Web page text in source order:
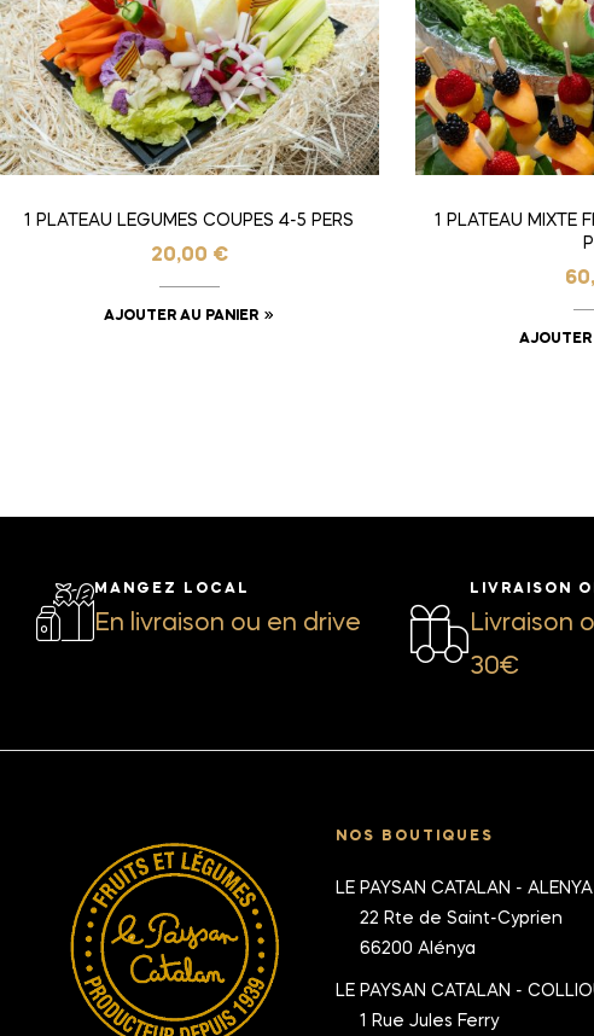
1 PLATEAU LEGUMES COUPES 4-5 PERS
20,00 €
AJOUTER AU PANIER
1 PLATEAU MIXTE
AJOUTER
MANGEZ LOCAL
En livraison ou en drive
LIVRAISON
Livraison
30€
NOS BOUTIQUES
LE PAYSAN CATALAN - ALENYA
22 Rte de Saint-Cyprien
66200 Alénya
LE PAYSAN CATALAN -
1 Rue Jules Ferry